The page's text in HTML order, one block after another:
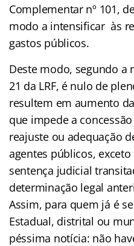
Complementar nº 101,
modo a intensificar às
gastos públicos.
Deste modo, segundo a
21 da LRF, é nulo de
resultem em aumento
que impede a
reajuste ou adequação
agentes públicos,
sentença judicial
determinação legal
Assim, para quem já é
Estadual, distrital ou
péssima notícia: não